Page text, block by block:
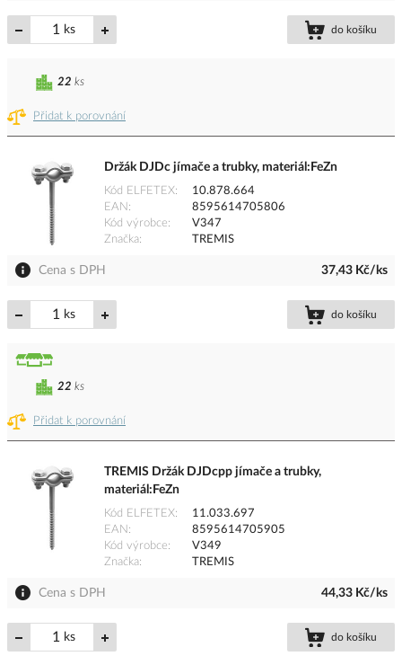
ks do košíku
Přidat k porovnání
22 ks
Držák DJDc jímače a trubky, materiál:FeZn
Kód ELFETEX
10.878.664
EAN
8595614705806
Kód výrobce
V347
Značka
TREMIS
Cena s DPH 37,43 Kč/ks
ks do košíku
Přidat k porovnání
22 ks
TREMIS Držák DJDcpp jímače a trubky,
materiál:FeZn
Kód ELFETEX
11.033.697
EAN
8595614705905
Kód výrobce
V349
Značka
TREMIS
Cena s DPH 44,33 Kč/ks
ks do košíku